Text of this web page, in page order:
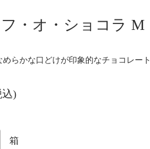
・オ・ショコラ M
めらかな口どけが印象的なチョコレート
込)
箱